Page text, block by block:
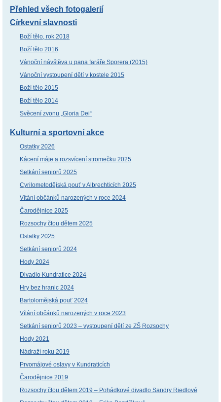
Přehled všech fotogalerií
Církevní slavnosti
Boží tělo, rok 2018
Boží tělo 2016
Vánoční návštěva u pana faráře Sporera (2015)
Vánoční vystoupení dětí v kostele 2015
Boží tělo 2015
Boží tělo 2014
Svěcení zvonu „Gloria Dei“
Kulturní a sportovní akce
Ostatky 2026
Kácení máje a rozsvícení stromečku 2025
Setkání seniorů 2025
Cyrilometodějská pouť v Albrechticích 2025
Vítání občánků narozených v roce 2024
Čarodějnice 2025
Rozsochy čtou dětem 2025
Ostatky 2025
Setkání seniorů 2024
Hody 2024
Divadlo Kundratice 2024
Hry bez hranic 2024
Bartolomějská pouť 2024
Vítání občánků narozených v roce 2023
Setkání seniorů 2023 – vystoupení dětí ze ZŠ Rozsochy
Hody 2021
Nádraží roku 2019
Prvomájové oslavy v Kundraticích
Čarodějnice 2019
Rozsochy čtou dětem 2019 – Pohádkové divadlo Sandry Riedlové